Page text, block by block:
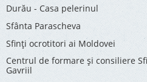
Durău - Casa pelerinul
Sfânta Parascheva
Sfinți ocrotitori ai Moldovei
Centrul de formare și consiliere
Gavriil